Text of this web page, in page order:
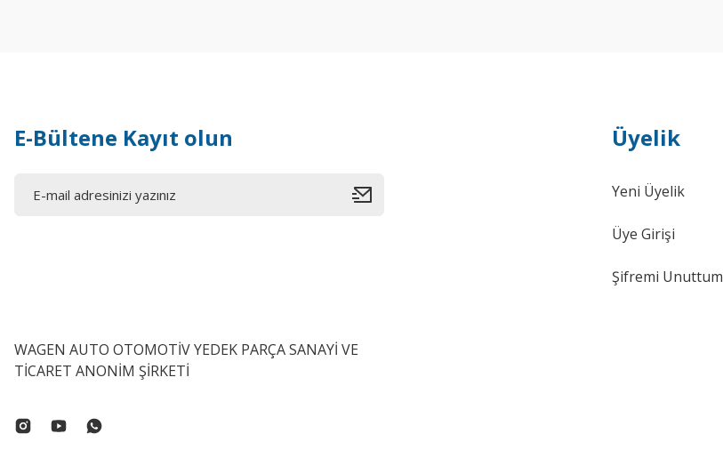
E-Bültene Kayıt olun
WAGEN AUTO OTOMOTİV YEDEK PARÇA SANAYİ VE
TİCARET ANONİM ŞİRKETİ
Üyelik
Yeni Üyelik
Üye Girişi
Şifremi Unuttum